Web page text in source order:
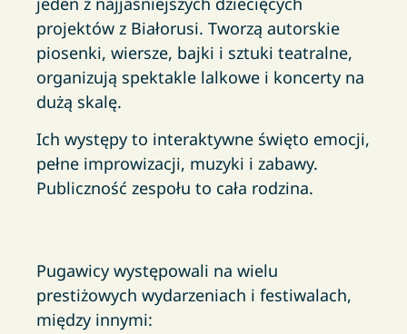
projektów z Białorusi. Tworzą autorskie
piosenki, wiersze, bajki i sztuki teatralne,
organizują spektakle lalkowe i koncerty na
dużą skalę.
Ich występy to interaktywne święto emocji,
pełne improwizacji, muzyki i zabawy.
Publiczność zespołu to cała rodzina.
Pugawicy występowali na wielu
prestiżowych wydarzeniach i festiwalach,
między innymi: